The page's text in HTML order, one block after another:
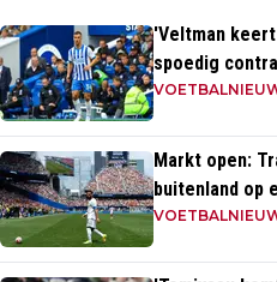
'Veltman
spoedig
Markt open:
buitenland op